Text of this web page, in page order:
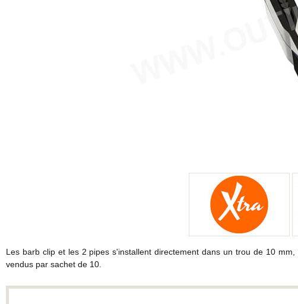
Les barb clip et les 2 pipes s'installent directement dans un trou de 10
vendus par sachet de 10.